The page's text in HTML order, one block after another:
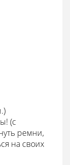
(с
ремни,
на своих